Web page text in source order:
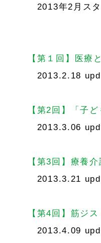
2013年2月スタ
【第１回】医療
2013.2.18
【第2回】「子
2013.3.06
【第3回】療養
2013.3.21
【第4回】筋ジ
2013.4.09